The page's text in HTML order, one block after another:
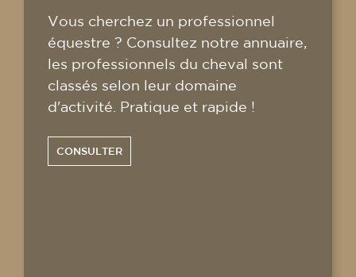
Vous cherchez un professionnel
équestre ? Consultez notre annuaire,
les professionnels du cheval sont
classés selon leur domaine
d'activité. Pratique et rapide !
CONSULTER